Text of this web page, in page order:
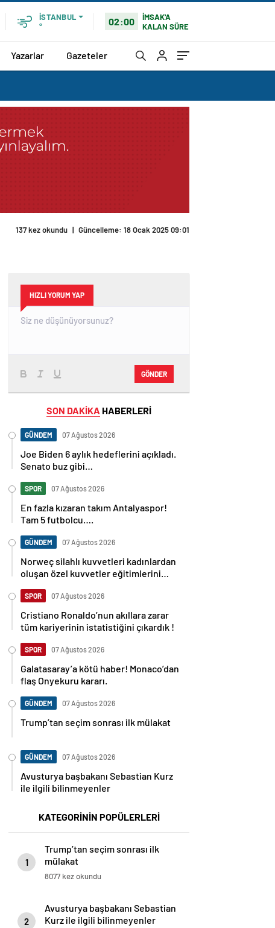
İSTANBUL
°
02:00
İMSAK'A
KALAN SÜRE
Yazarlar Gazeteler
137 kez okundu | Güncelleme: 18 Ocak 2025 09:01
HIZLI YORUM YAP
GÖNDER
SON DAKİKA HABERLERİ
GÜNDEM 07 Ağustos 2026
Joe Biden 6 aylık hedeflerini açıkladı.
Senato buz gibi…
SPOR 07 Ağustos 2026
En fazla kızaran takım Antalyaspor!
Tam 5 futbolcu….
GÜNDEM 07 Ağustos 2026
Norweç silahlı kuvvetleri kadınlardan
oluşan özel kuvvetler eğitimlerini
SPOR 07 Ağustos 2026
Cristiano Ronaldo’nun akıllara zarar
tüm kariyerinin istatistiğini çıkardık !
SPOR 07 Ağustos 2026
Galatasaray’a kötü haber! Monaco’dan
flaş Onyekuru kararı.
GÜNDEM 07 Ağustos 2026
Trump’tan seçim sonrası ilk mülakat
GÜNDEM 07 Ağustos 2026
Avusturya başbakanı Sebastian Kurz
ile ilgili bilinmeyenler
KATEGORİNİN POPÜLERLERİ
1
Trump’tan seçim sonrası ilk
mülakat
8077 kez okundu
2
Avusturya başbakanı Sebastian
Kurz ile ilgili bilinmeyenler